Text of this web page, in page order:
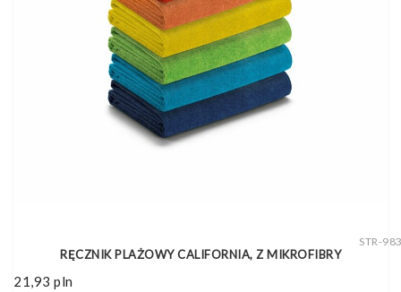
STR-
RĘCZNIK PLAŻOWY CALIFORNIA, Z MIKROFIBRY
21,93 pln